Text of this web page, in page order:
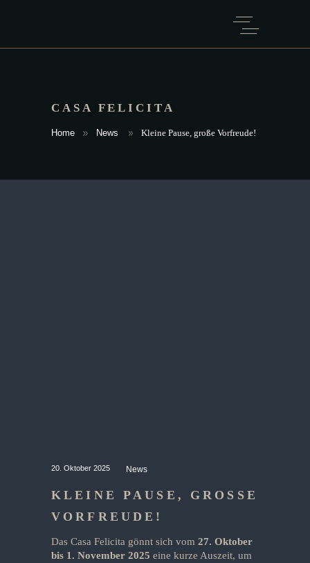
CASA FELICITA
Home News Kleine Pause, große Vorfreude!
20. Oktober 2025 News
KLEINE PAUSE, GROSSE V
ORFREUDE!
Das Casa Felicita gönnt sich vom 27. Oktober
bis 1. November 2025 eine kurze Auszeit, um